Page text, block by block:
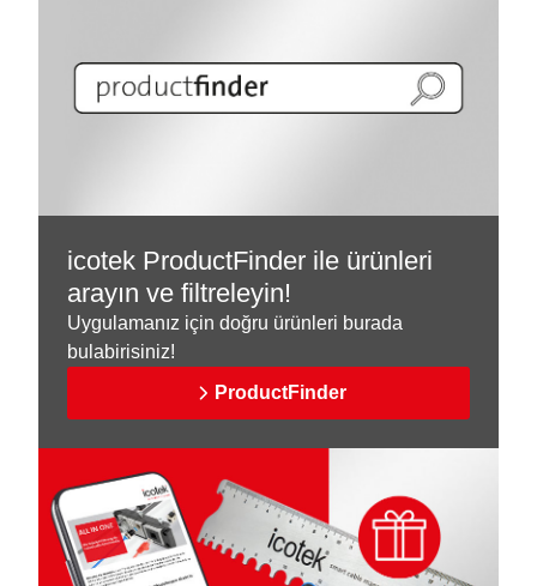
icotek ProductFinder ile ürünleri
arayın ve filtreleyin!
Uygulamanız için doğru ürünleri burada
bulabirisiniz!
ProductFinder